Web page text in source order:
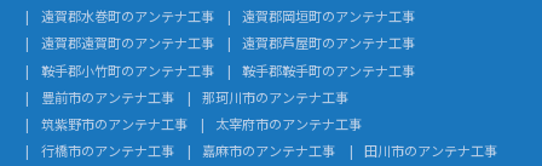
遠賀郡水巻町のアンテナ工事
遠賀郡岡垣町のアンテナ工事
遠賀郡遠賀町のアンテナ工事
遠賀郡芦屋町のアンテナ工事
鞍手郡小竹町のアンテナ工事
鞍手郡鞍手町のアンテナ工事
豊前市のアンテナ工事
那珂川市のアンテナ工事
筑紫野市のアンテナ工事
太宰府市のアンテナ工事
行橋市のアンテナ工事
嘉麻市のアンテナ工事
田川市のアンテナ工事